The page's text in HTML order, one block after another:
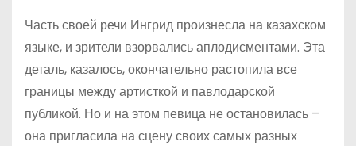
Часть своей речи Ингрид произнесла на казахском
языке, и зрители взорвались аплодисментами. Эта
деталь, казалось, окончательно растопила все
границы между артисткой и павлодарской
публикой. Но и на этом певица не остановилась –
она пригласила на сцену своих самых разных